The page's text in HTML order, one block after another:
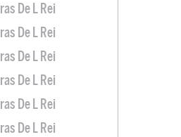
De L Rei
De L Rei
De L Rei
De L Rei
De L Rei
De L Rei